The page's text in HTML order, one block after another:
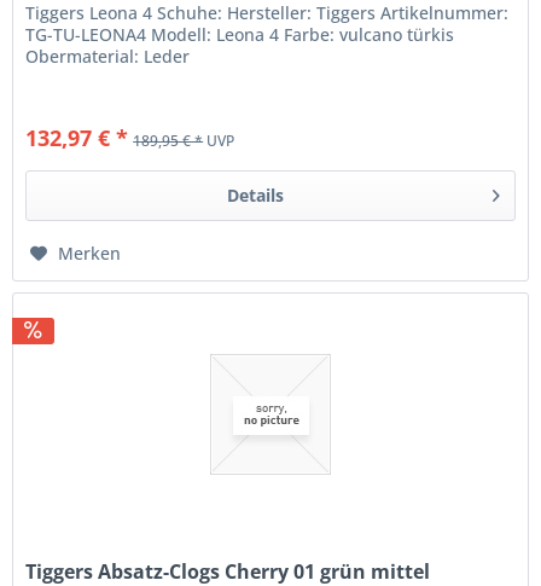
Tiggers Leona 4 Schuhe: Hersteller: Tiggers Artikelnummer:
TG-TU-LEONA4 Modell: Leona 4 Farbe: vulcano türkis
Obermaterial: Leder
132,97 € * 189,95 € *UVP
Details
Merken
Tiggers Absatz-Clogs Cherry 01 grün mittel